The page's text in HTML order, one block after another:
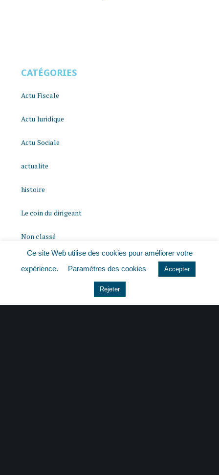
CATÉGORIES
Actu Fiscale
Actu Juridique
Actu Sociale
actualite
histoire
Le coin du dirigeant
Non classé
Ce site Web utilise des cookies pour améliorer votre
expérience.
Paramètres des cookies Accepter
Rejeter